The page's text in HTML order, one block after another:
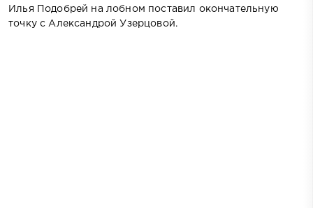
Илья Подобрей на лобном поставил окончательную
точку с Александрой Узерцовой.